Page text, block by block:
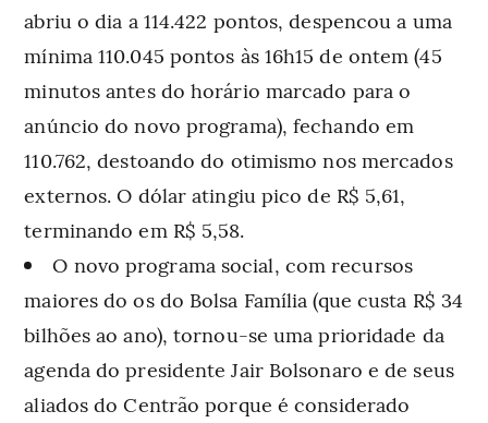
abriu o dia a 114.422 pontos, despencou a uma
mínima 110.045 pontos às 16h15 de ontem (45
minutos antes do horário marcado para o
anúncio do novo programa), fechando em
110.762, destoando do otimismo nos mercados
externos. O dólar atingiu pico de R$ 5,61,
terminando em R$ 5,58.
O novo programa social, com recursos
maiores do os do Bolsa Família (que custa R$ 34
bilhões ao ano), tornou-se uma prioridade da
agenda do presidente Jair Bolsonaro e de seus
aliados do Centrão porque é considerado